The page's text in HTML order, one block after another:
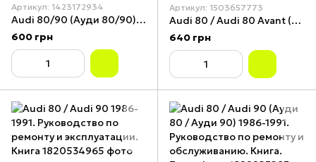
Артикул: 1423172934
Audi 80/90 (Ауди 80/90). Руководство по ремонту и эксплуатации. Книга. Арус
600 грн
Артикул: 1503657773
Audi 80 / Audi 80 Avant (Ауди 80). Руководство по ремонту и эксплуатации. Книга.
640 грн